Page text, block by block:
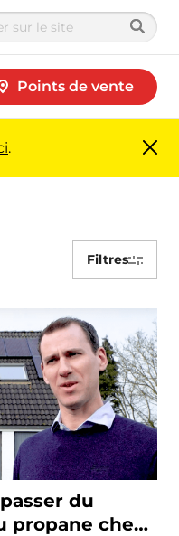
Points de vente
.
Filtres
du
propane chez